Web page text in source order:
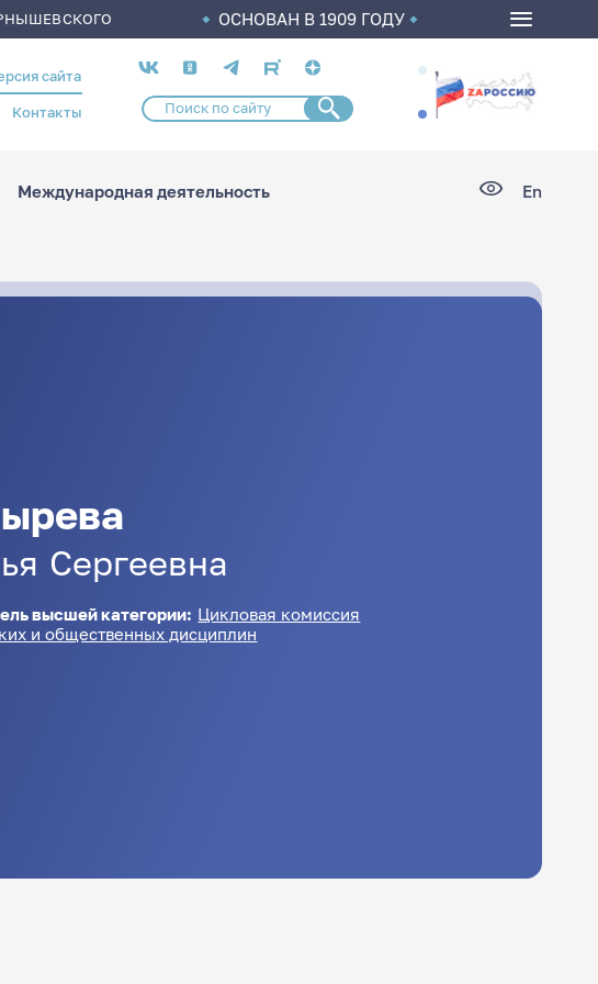
ОСНОВАН В 1909 ГОДУ
сайта
Контакты
Социальные
сети
Международная деятельность En
Сергеевна
высшей категории: Цикловая комиссия
и общественных дисциплин